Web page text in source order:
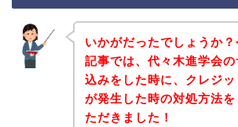
いかがだったでしょうか
記事では、代々木進学会
込みをした時に、クレジ
が発生した時の対処方法
ただきました！